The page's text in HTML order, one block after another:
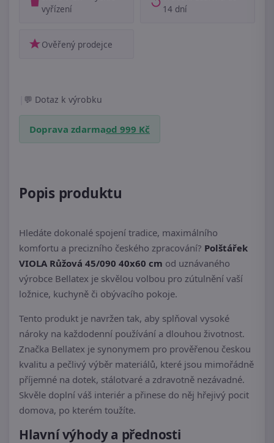
vyřízení
14 dní
Ověřený prodejce
Dotaz k výrobku
Doprava zdarmaod 999 Kč
Popis produktu
Hledáte dokonalé spojení tradice, maximálního
komfortu a precizního českého zpracování? Polštářek
VIOLA Růžová 45/090 40x60 cm od uznávaného
výrobce Bellatex je skvělou volbou pro zútulnění vaší
ložnice, kuchyně či obývacího pokoje.
Tento produkt je navržen tak, aby splňoval vysoké
nároky na každodenní používání a dlouhou životnost.
Značka Bellatex je synonymem pro prověřenou českou
kvalitu a pečlivý výběr materiálů, které jsou mimořádně
příjemné na dotek, stálotvaré a zdravotně nezávadné.
Skvěle doplní váš interiér a přinese do něj hřejivý pocit
domova, po kterém toužíte.
Hlavní výhody a přednosti